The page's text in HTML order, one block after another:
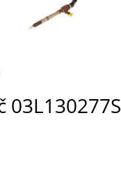
03L130277S